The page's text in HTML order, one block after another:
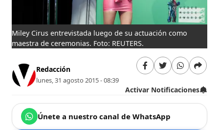
Miley Cirus entrevistada luego de su actuación como
maestra de ceremonias. Foto: REUTERS.
Redacción
lunes, 31 agosto 2015 - 08:39
Activar Notificaciones
Únete a nuestro canal de WhatsApp